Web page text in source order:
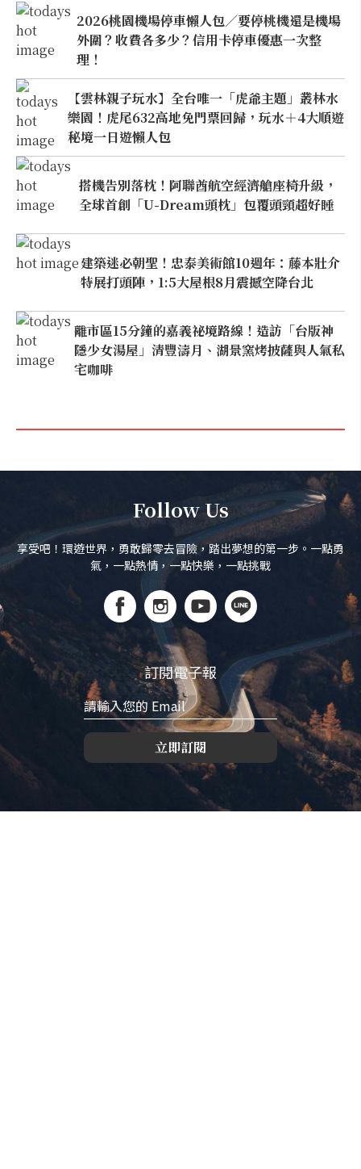
2026桃園機場停車懶人包／要停桃機還是機場
外圍？收費各多少？信用卡停車優惠一次整
理！
【雲林親子玩水】全台唯一「虎爺主題」叢林水
樂園！虎尾632高地免門票回歸，玩水＋4大順遊
秘境一日遊懶人包
搭機告別落枕！阿聯酋航空經濟艙座椅升級，
全球首創「U-Dream頭枕」包覆頭頸超好睡
建築迷必朝聖！忠泰美術館10週年：藤本壯介
特展打頭陣，1:5大屋根8月震撼空降台北
離市區15分鐘的嘉義祕境路線！造訪「台版神
隱少女湯屋」清豐濤月、湖景窯烤披薩與人氣私
宅咖啡
Follow Us
享受吧！環遊世界，勇敢歸零去冒險，踏出夢想的第一步。一點勇
氣，一點熱情，一點快樂，一點挑戰
訂閱電子報
立即訂閱